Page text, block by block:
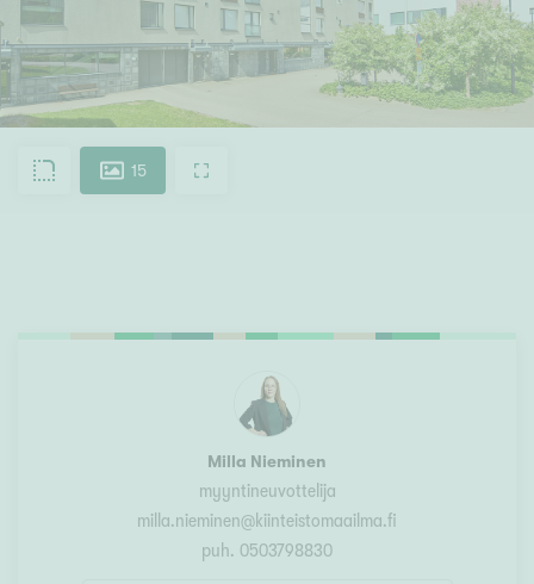
15
Milla Nieminen
myyntineuvottelija
milla.nieminen@kiinteistomaailma.fi
puh. 0503798830